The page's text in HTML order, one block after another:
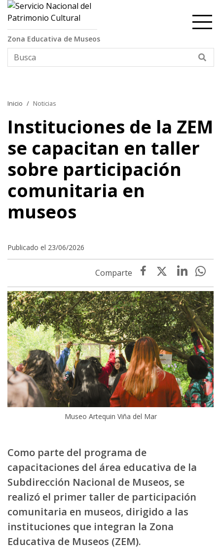
Contenido principal
Zona Educativa de Museos
Inicio Noticias
Instituciones de la ZEM
se capacitan en taller
sobre participación
comunitaria en
museos
Publicado el 23/06/2026
Museo Artequin Viña del Mar
Como parte del programa de
capacitaciones del área educativa de la
Subdirección Nacional de Museos, se
realizó el primer taller de participación
comunitaria en museos, dirigido a las
instituciones que integran la Zona
Educativa de Museos (ZEM).